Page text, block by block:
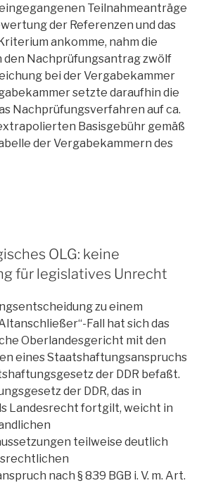
Teilnahmeanträge
der Referenzen und das
ankomme, nahm die
Nachprüfungsantrag zwölf
bei der Vergabekammer
setzte daraufhin die
Nachprüfungsverfahren auf ca.
Basisgebühr gemäß
der Vergabekammern des
OLG: keine
für legislatives Unrecht
zu einem
Fall hat sich das
Oberlandesgericht mit den
eines Staatshaftungsanspruchs
der DDR befaßt.
der DDR, das in
Landesrecht fortgilt, weicht in
teilweise deutlich
nach § 839 BGB i. V. m. Art.